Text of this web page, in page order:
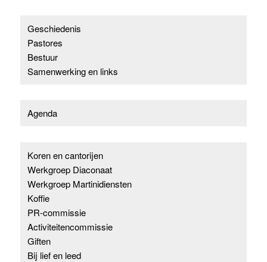
Geschiedenis
Pastores
Bestuur
Samenwerking en links
Agenda
Koren en cantorijen
Werkgroep Diaconaat
Werkgroep Martinidiensten
Koffie
PR-commissie
Activiteitencommissie
Giften
Bij lief en leed